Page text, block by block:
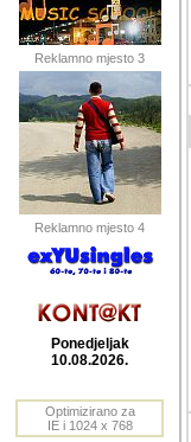
Reklamno mjesto 3
Reklamno mjesto 4
Ponedjeljak
10.08.2026.
Optimizirano za
IE i 1024 x 768